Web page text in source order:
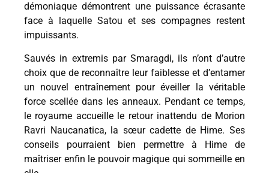
démoniaque démontrent une puissance écrasante
face à laquelle Satou et ses compagnes restent
impuissants.
Sauvés in extremis par Smaragdi, ils n’ont d’autre
choix que de reconnaître leur faiblesse et d’entamer
un nouvel entraînement pour éveiller la véritable
force scellée dans les anneaux. Pendant ce temps,
le royaume accueille le retour inattendu de Morion
Ravri Naucanatica, la sœur cadette de Hime. Ses
conseils pourraient bien permettre à Hime de
maîtriser enfin le pouvoir magique qui sommeille en